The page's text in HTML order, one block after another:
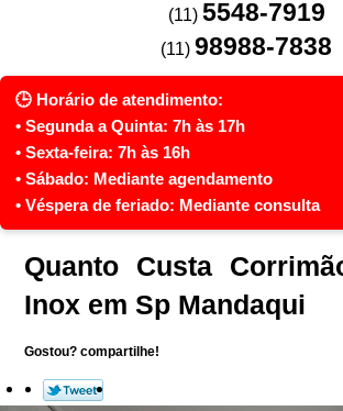
(11) 5548-7919
(11) 98988-7838
Quanto Custa
Inox em Sp Mandaqui
Gostou? compartilhe!